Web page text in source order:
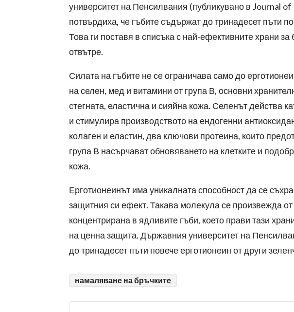
университет на Пенсилвания (публикувано в Journal
потвърдиха, че гъбите съдържат до тринадесет пъти
Това ги поставя в списъка с най-ефективните храни
отвътре.
Силата на гъбите не се ограничава само до
на селен, мед и витамини от група В, основни
стегната, еластична и сияйна кожа. Селенът действа
и стимулира производството на ендогенни
колаген и еластин, два ключови протеина, които
група В насърчават обновяването на клетките и
кожа.
Ерготионеинът има уникалната способност да се
защитния си ефект. Такава молекула се произвежда
концентрирана в ядливите гъби, което прави тази
на ценна защита. Държавния университет на
до тринадесет пъти повече ерготионеин от други
намаляване на бръчките